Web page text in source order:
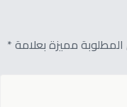
المطلوبة مميزة بعلامة *